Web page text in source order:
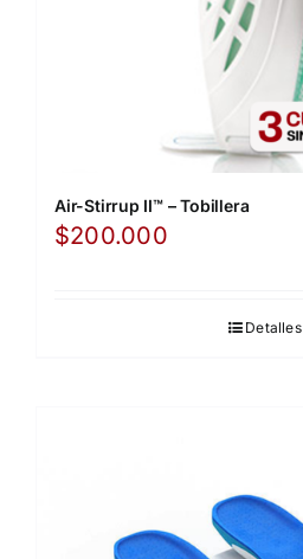
Air-Stirrup II™ – Tobillera
$200.000
Detalles